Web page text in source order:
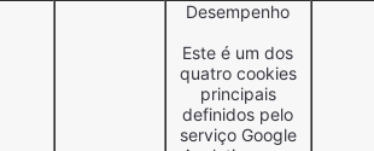
Desempenho
Este é um dos
quatro cookies
principais
definidos pelo
serviço Google